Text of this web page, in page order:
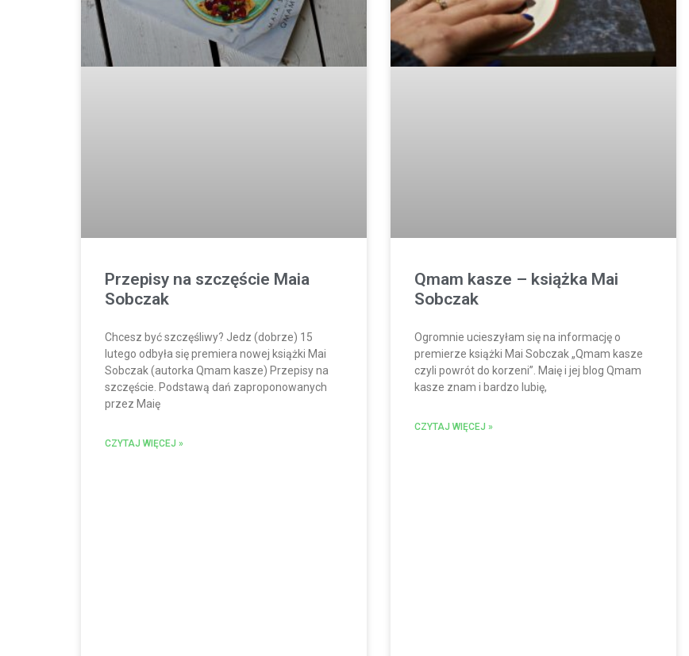
Przepisy na szczęście Maia
Sobczak
Chcesz być szczęśliwy? Jedz (dobrze) 15
lutego odbyła się premiera nowej książki Mai
Sobczak (autorka Qmam kasze) Przepisy na
szczęście. Podstawą dań zaproponowanych
przez Maię
CZYTAJ WIĘCEJ »
Qmam kasze – książka Mai
Sobczak
Ogromnie ucieszyłam się na informację o
premierze książki Mai Sobczak „Qmam kasze
czyli powrót do korzeni”. Maię i jej blog Qmam
kasze znam i bardzo lubię,
CZYTAJ WIĘCEJ »